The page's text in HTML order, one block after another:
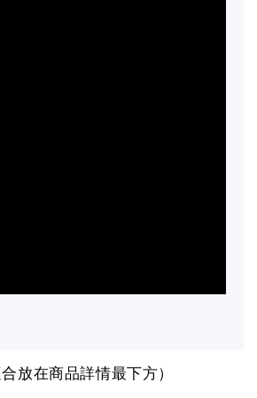
放在商品詳情最下方）